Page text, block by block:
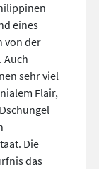
eines
von der
Auch
sehr viel
Flair,
Die
das